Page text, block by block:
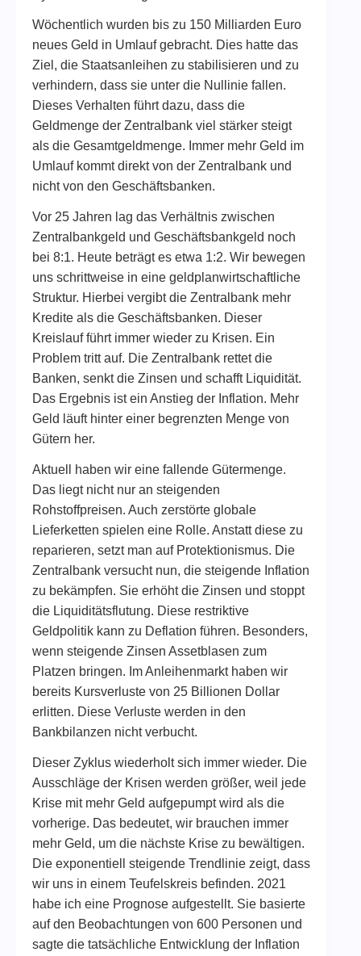
Wöchentlich wurden bis zu 150 Milliarden Euro
neues Geld in Umlauf gebracht. Dies hatte das
Ziel, die Staatsanleihen zu stabilisieren und zu
verhindern, dass sie unter die Nullinie fallen.
Dieses Verhalten führt dazu, dass die
Geldmenge der Zentralbank viel stärker steigt
als die Gesamtgeldmenge. Immer mehr Geld im
Umlauf kommt direkt von der Zentralbank und
nicht von den Geschäftsbanken.
Vor 25 Jahren lag das Verhältnis zwischen
Zentralbankgeld und Geschäftsbankgeld noch
bei 8:1. Heute beträgt es etwa 1:2. Wir bewegen
uns schrittweise in eine geldplanwirtschaftliche
Struktur. Hierbei vergibt die Zentralbank mehr
Kredite als die Geschäftsbanken. Dieser
Kreislauf führt immer wieder zu Krisen. Ein
Problem tritt auf. Die Zentralbank rettet die
Banken, senkt die Zinsen und schafft Liquidität.
Das Ergebnis ist ein Anstieg der Inflation. Mehr
Geld läuft hinter einer begrenzten Menge von
Gütern her.
Aktuell haben wir eine fallende Gütermenge.
Das liegt nicht nur an steigenden
Rohstoffpreisen. Auch zerstörte globale
Lieferketten spielen eine Rolle. Anstatt diese zu
reparieren, setzt man auf Protektionismus. Die
Zentralbank versucht nun, die steigende Inflation
zu bekämpfen. Sie erhöht die Zinsen und stoppt
die Liquiditätsflutung. Diese restriktive
Geldpolitik kann zu Deflation führen. Besonders,
wenn steigende Zinsen Assetblasen zum
Platzen bringen. Im Anleihenmarkt haben wir
bereits Kursverluste von 25 Billionen Dollar
erlitten. Diese Verluste werden in den
Bankbilanzen nicht verbucht.
Dieser Zyklus wiederholt sich immer wieder. Die
Ausschläge der Krisen werden größer, weil jede
Krise mit mehr Geld aufgepumpt wird als die
vorherige. Das bedeutet, wir brauchen immer
mehr Geld, um die nächste Krise zu bewältigen.
Die exponentiell steigende Trendlinie zeigt, dass
wir uns in einem Teufelskreis befinden. 2021
habe ich eine Prognose aufgestellt. Sie basierte
auf den Beobachtungen von 600 Personen und
sagte die tatsächliche Entwicklung der Inflation